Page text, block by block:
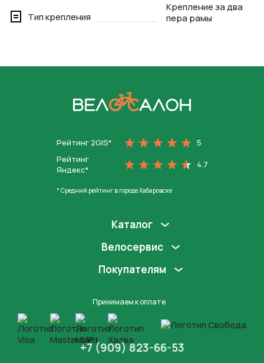
Тип крепления
Крепление за два
пера рамы
Рейтинг 2GIS*
5
Рейтинг
Яндекс*
4.7
* Средний рейтинг в городе Хабаровске
Каталог
Велосервис
Покупателям
Принимаем к оплате
+7 (909) 823-66-53